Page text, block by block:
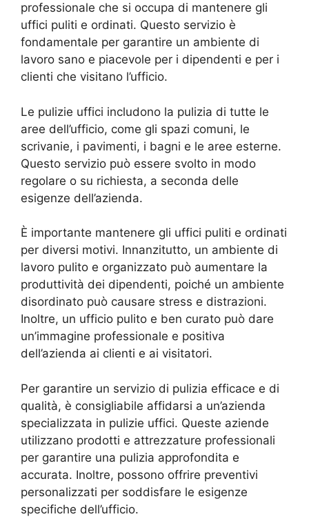
professionale che si occupa di mantenere gli
uffici puliti e ordinati. Questo servizio è
fondamentale per garantire un ambiente di
lavoro sano e piacevole per i dipendenti e per i
clienti che visitano l’ufficio.
Le pulizie uffici includono la pulizia di tutte le
aree dell’ufficio, come gli spazi comuni, le
scrivanie, i pavimenti, i bagni e le aree esterne.
Questo servizio può essere svolto in modo
regolare o su richiesta, a seconda delle
esigenze dell’azienda.
È importante mantenere gli uffici puliti e ordinati
per diversi motivi. Innanzitutto, un ambiente di
lavoro pulito e organizzato può aumentare la
produttività dei dipendenti, poiché un ambiente
disordinato può causare stress e distrazioni.
Inoltre, un ufficio pulito e ben curato può dare
un’immagine professionale e positiva
dell’azienda ai clienti e ai visitatori.
Per garantire un servizio di pulizia efficace e di
qualità, è consigliabile affidarsi a un’azienda
specializzata in pulizie uffici. Queste aziende
utilizzano prodotti e attrezzature professionali
per garantire una pulizia approfondita e
accurata. Inoltre, possono offrire preventivi
personalizzati per soddisfare le esigenze
specifiche dell’ufficio.